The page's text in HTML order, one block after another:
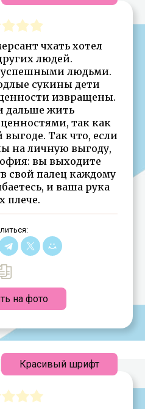
чхать хотел
людей.
людьми.
сукины дети
извращены.
дальше жить
так как
Так что, если
на личную выгоду,
вы выходите
свой палец каждому
и ваша рука
плече.
на фото
Красивый шрифт